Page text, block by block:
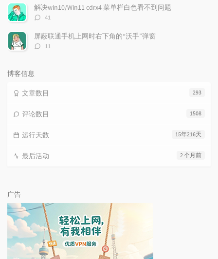
数：
解决win10/Win11 cdrx4 菜单栏白色看不到问题
评
数：
41
屏蔽联通手机上网时右下角的“沃手”弹窗
评
11
博客信息
293
文章数目
1508
评论数目
15年216天
运行天数
2 个月前
最后活动
广告